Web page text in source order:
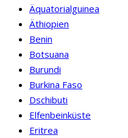
Äquatorialguinea
Äthiopien
Benin
Botsuana
Burundi
Burkina Faso
Dschibuti
Elfenbeinküste
Eritrea